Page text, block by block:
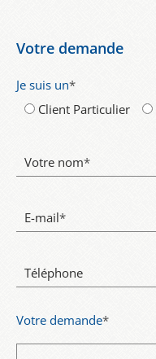
Votre demande
Je suis un*
Client Particulier
Votre nom*
E-mail*
Téléphone
Votre demande*